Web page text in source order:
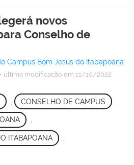
novos
Conselho de
Campus Bom Jesus do Itabapoana
última modificação em 11/10/2022
CONSELHO DE CAMPUS
,
ITABAPOANA